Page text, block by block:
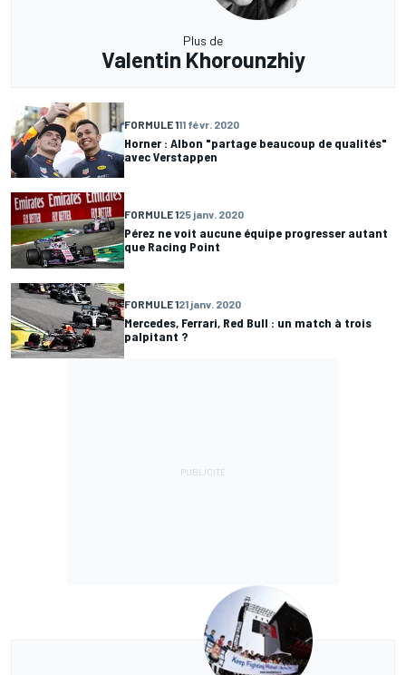
Plus de
Valentin Khorounzhiy
FORMULE 111 févr. 2020
Horner : Albon "partage beaucoup de qualités"
avec Verstappen
FORMULE 125 janv. 2020
Pérez ne voit aucune équipe progresser autant
que Racing Point
FORMULE 121 janv. 2020
Mercedes, Ferrari, Red Bull : un match à trois
palpitant ?